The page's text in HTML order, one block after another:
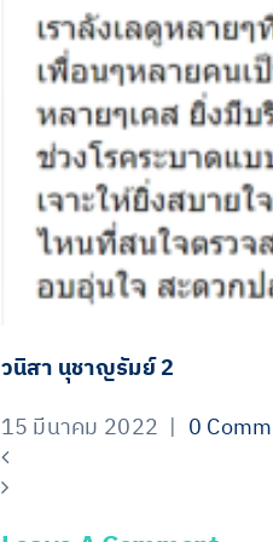
วนิสา นุชาญรัมย์ 2
15 มีนาคม 2022 | 0